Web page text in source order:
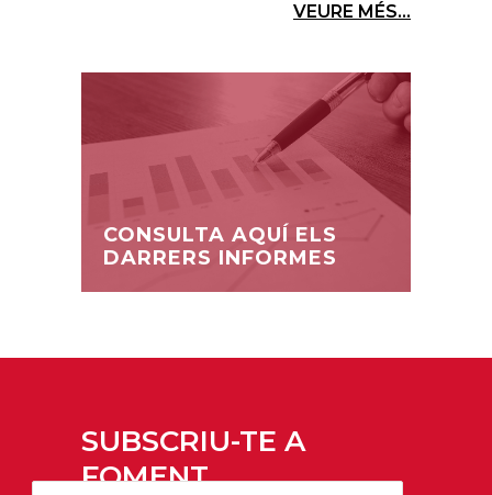
VEURE MÉS...
CONSULTA AQUÍ ELS
DARRERS INFORMES
SUBSCRIU-TE A
FOMENT